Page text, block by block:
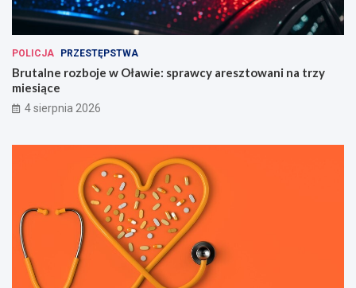
POLICJA PRZESTĘPSTWA
Brutalne rozboje w Oławie: sprawcy aresztowani na trzy
miesiące
4 sierpnia 2026